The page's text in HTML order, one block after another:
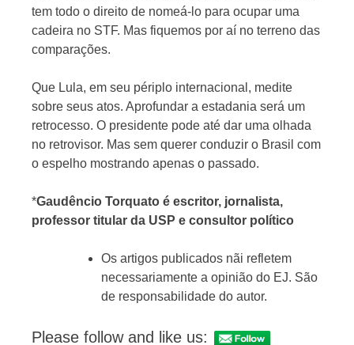
tem todo o direito de nomeá-lo para ocupar uma
cadeira no STF. Mas fiquemos por aí no terreno das
comparações.
Que Lula, em seu périplo internacional, medite
sobre seus atos. Aprofundar a estadania será um
retrocesso. O presidente pode até dar uma olhada
no retrovisor. Mas sem querer conduzir o Brasil com
o espelho mostrando apenas o passado.
*Gaudêncio Torquato é escritor, jornalista,
professor titular da USP e consultor político
Os artigos publicados nãi refletem
necessariamente a opinião do EJ. São
de responsabilidade do autor.
Please follow and like us: